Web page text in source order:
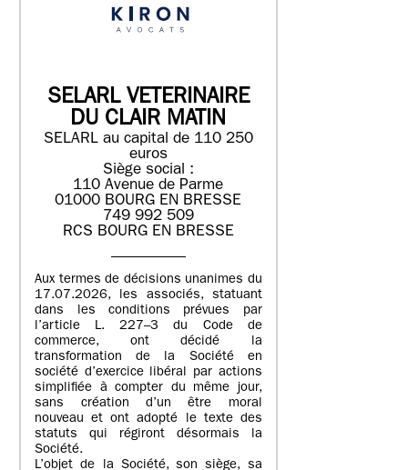
SELARL VETERINAIRE
DU CLAIR MATIN
SELARL au capital de 110 250
euros
Siège social :
110 Avenue de Parme
01000 BOURG EN BRESSE
749 992 509
RCS BOURG EN BRESSE
Aux termes de décisions unanimes du
17.07.2026, les associés, statuant
dans les conditions prévues par
l’article L. 227–3 du Code de
commerce, ont décidé la
transformation de la Société en
société d’exercice libéral par actions
simplifiée à compter du même jour,
sans création d’un être moral
nouveau et ont adopté le texte des
statuts qui régiront désormais la
Société.
L’objet de la Société, son siège, sa